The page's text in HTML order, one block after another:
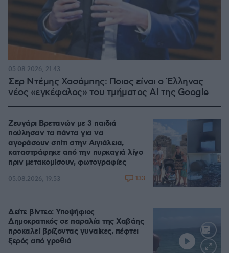
Σερ Ντέμης Χασάμπης: Ποιος είναι ο Έλληνας
νέος «εγκέφαλος» του τμήματος AI της Google
05.08.2026, 21:43
Ζευγάρι Βρετανών με 3 παιδιά
πούλησαν τα πάντα για να
αγοράσουν σπίτι στην Αιγιάλεια,
καταστράφηκε από την πυρκαγιά λίγο
πριν μετακομίσουν, φωτογραφίες
05.08.2026, 19:53 133
Δείτε βίντεο: Υποψήφιος
Δημοκρατικός σε παραλία της Χαβάης
προκαλεί βρίζοντας γυναίκες, πέφτει
ξερός από γροθιά